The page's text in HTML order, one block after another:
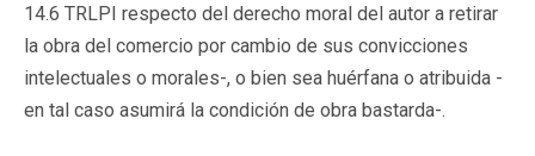
14.6 TRLPI respecto del derecho moral del autor a retirar
la obra del comercio por cambio de sus convicciones
intelectuales o morales-, o bien sea huérfana o atribuida -
en tal caso asumirá la condición de obra bastarda-.